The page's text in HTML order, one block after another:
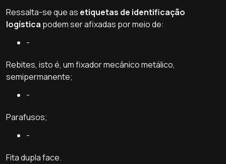
Ressalta-se que as etiquetas de identificação
logística podem ser afixadas por meio de:
-
Rebites, isto é, um fixador mecânico metálico,
semipermanente;
-
Parafusos;
-
Fita dupla face.